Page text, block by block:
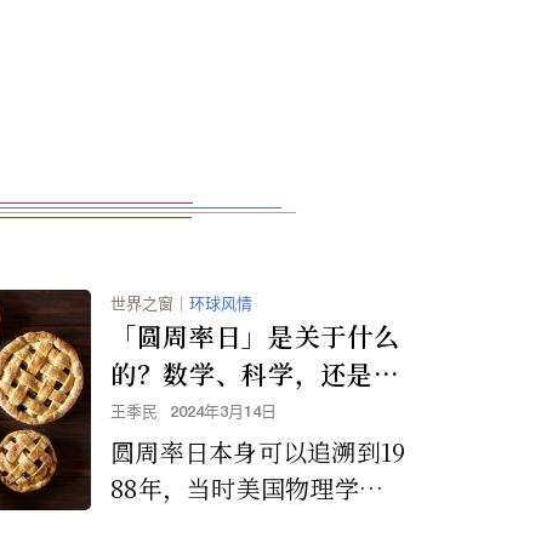
世界之窗 ｜ 环球风情
「圆周率日」是关于什么
的？数学、科学，还是派
饼？
王季民 2024年3月14日
圆周率日本身可以追溯到19
88年，当时美国物理学家